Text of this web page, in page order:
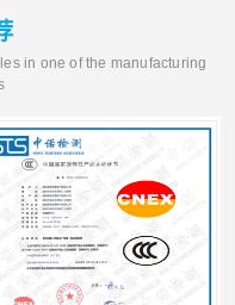
in one of the manufacturing